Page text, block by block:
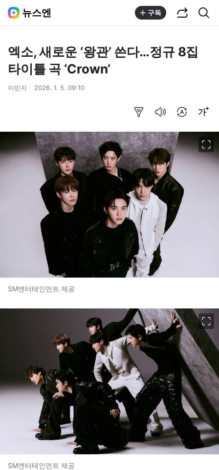
뉴스엔 구독
엑소, 새로운 ‘왕관’ 쓴다…정규 8집
타이틀 곡 ‘Crown’
이민지 2026. 1. 5. 09:10
SM엔터테인먼트 제공
SM엔터테인먼트 제공